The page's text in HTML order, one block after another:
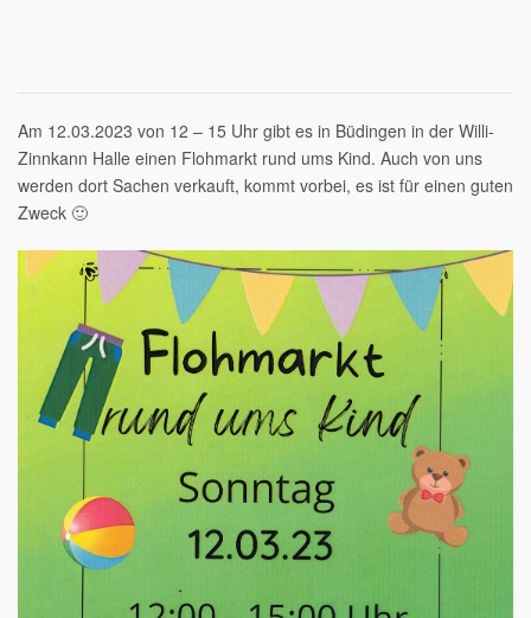
Am 12.03.2023 von 12 – 15 Uhr gibt es in Büdingen in der Willi-
Zinnkann Halle einen Flohmarkt rund ums Kind. Auch von uns
werden dort Sachen verkauft, kommt vorbei, es ist für einen guten
Zweck 🙂